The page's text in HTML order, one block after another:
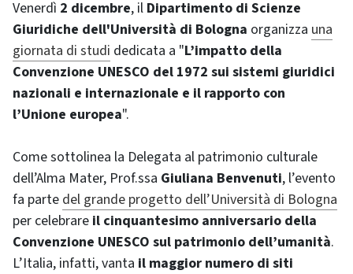
Venerdì 2 dicembre, il Dipartimento di Scienze
Giuridiche dell'Università di Bologna organizza una
giornata di studi dedicata a "L’impatto della
Convenzione UNESCO del 1972 sui sistemi giuridici
nazionali e internazionale e il rapporto con
l’Unione europea".
Come sottolinea la Delegata al patrimonio culturale
dell’Alma Mater, Prof.ssa Giuliana Benvenuti, l’evento
fa parte del grande progetto dell’Università di Bologna
per celebrare il cinquantesimo anniversario della
Convenzione UNESCO sul patrimonio dell’umanità.
L’Italia, infatti, vanta il maggior numero di siti